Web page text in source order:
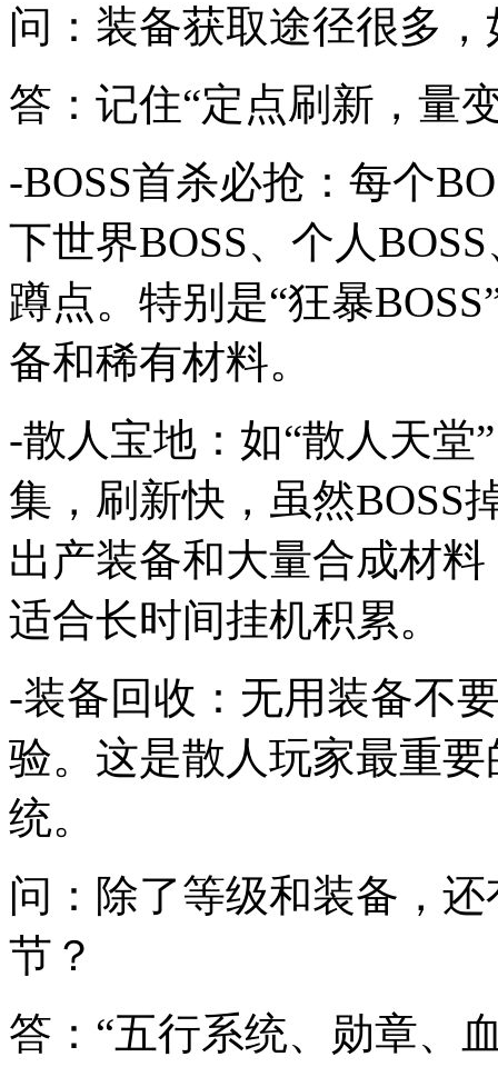
问：装备获取途径很多
答：记住“定点刷新，量
-BOSS首杀必抢：每个
下世界BOSS、个人
蹲点。特别是“狂暴
备和稀有材料。
-散人宝地：如“散人天堂
集，刷新快，虽然BOSS
出产装备和大量合成材
适合长时间挂机积累。
-装备回收：无用装备不
验。这是散人玩家最重
统。
问：除了等级和装备，
节？
答：“五行系统、勋章、